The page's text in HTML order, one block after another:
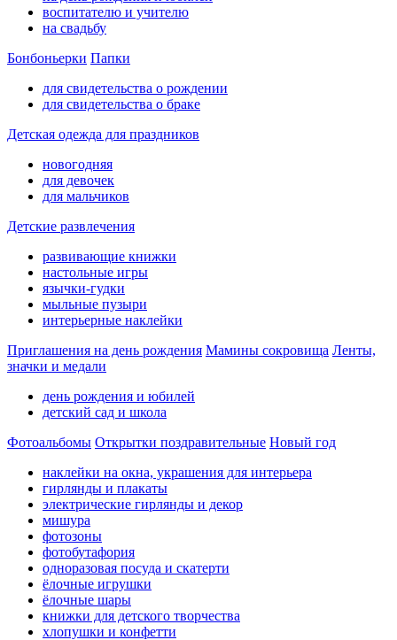
воспитателю и учителю
на свадьбу
Бонбоньерки Папки
для свидетельства о рождении
для свидетельства о браке
Детская одежда для праздников
новогодняя
для девочек
для мальчиков
Детские развлечения
развивающие книжки
настольные игры
язычки-гудки
мыльные пузыри
интерьерные наклейки
Приглашения на день рождения Мамины сокровища Ленты,
значки и медали
день рождения и юбилей
детский сад и школа
Фотоальбомы Открытки поздравительные Новый год
наклейки на окна, украшения для интерьера
гирлянды и плакаты
электрические гирлянды и декор
мишура
фотозоны
фотобутафория
одноразовая посуда и скатерти
ёлочные игрушки
ёлочные шары
книжки для детского творчества
хлопушки и конфетти